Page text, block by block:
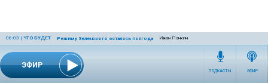
ЭФИР
06:03 | ЧТО БУДЕТ Режиму Зеленского осталось полгода Иван Панкин
ПОДКАСТЫ ЭФИР